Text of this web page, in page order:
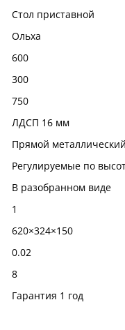
Стол приставной
Ольха
600
300
750
ЛДСП 16 мм
Прямой металлический
Регулируемые по
В разобранном виде
1
620×324×150
0.02
8
Гарантия 1 год